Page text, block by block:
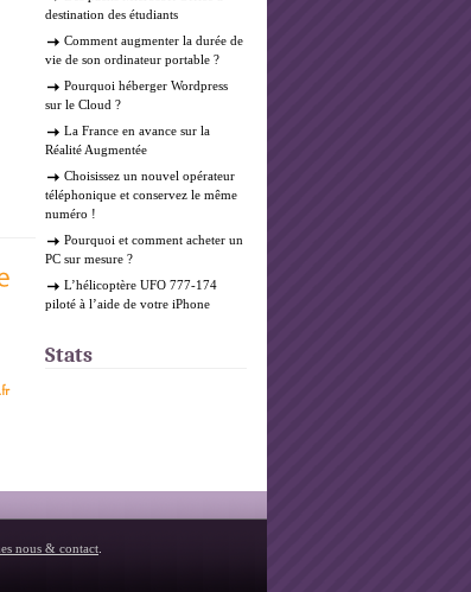
destination des étudiants
Comment augmenter la durée de
vie de son ordinateur portable ?
Pourquoi héberger Wordpress
sur le Cloud ?
La France en avance sur la
Réalité Augmentée
Choisissez un nouvel opérateur
téléphonique et conservez le même
numéro !
Pourquoi et comment acheter un
PC sur mesure ?
L’hélicoptère UFO 777-174
piloté à l’aide de votre iPhone
Stats
nous & contact